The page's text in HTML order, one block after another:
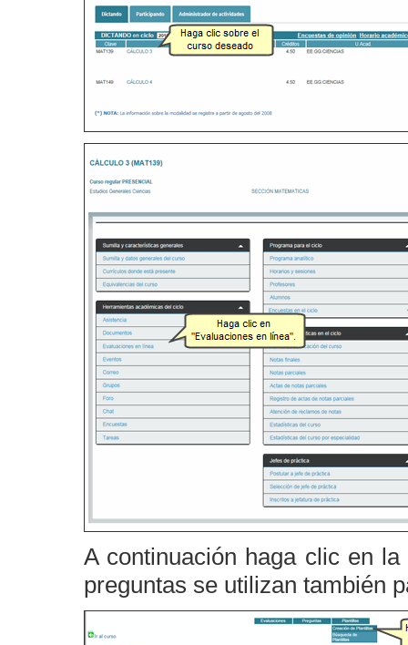
A continuación haga clic en
preguntas se utilizan también